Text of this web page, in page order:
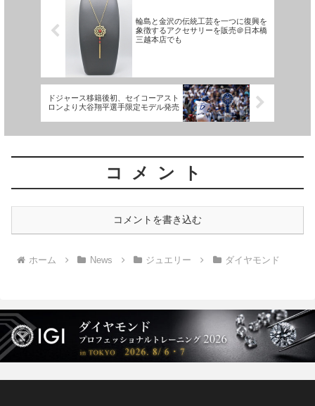
輪島と金沢の伝統工芸を一つに復興を
象徴するアクセサリーを販売＠日本橋
三越本店でも
ドジャース移籍後初、セイコーアスト
ロンより大谷翔平選手限定モデル発売
コメント
コメントを書き込む
ホーム News ジュエリー ダイヤモンド